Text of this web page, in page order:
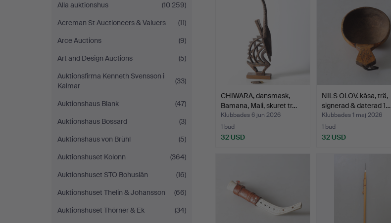
Alla auktionshus
(10 259)
Acreman St Auctioneers & Valuers
(11)
Arce Auctions
(9)
Art and Design Auctions
(5)
Auktionsfirma Kenneth Svensson i
Kalmar
(33)
Auktionshaus Blank
(47)
Auktionshaus Bossard
(3)
Auktionshaus von Brühl
(5)
Auktionshuset Kolonn
(364)
Auktionshuset STO Bohuslän
(16)
Auktionshuset Thelin & Johansson
(66)
Auktionshuset Thörner & Ek
(34)
CHIWARA, dansmask,
Bamana, Mali, skuret tr…
Klubbades 6 jun 2026
1 bud
32 USD
NILS OLOV. kåsa, trä,
signerad & daterad 1…
Klubbades 1 maj 2026
1 bud
32 USD